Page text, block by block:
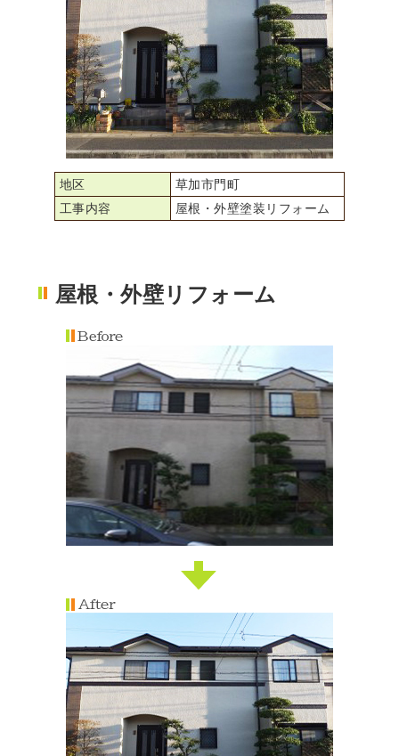
地区
草加市門町
工事内容
屋根・外壁塗装リフォーム
屋根・外壁リフォーム